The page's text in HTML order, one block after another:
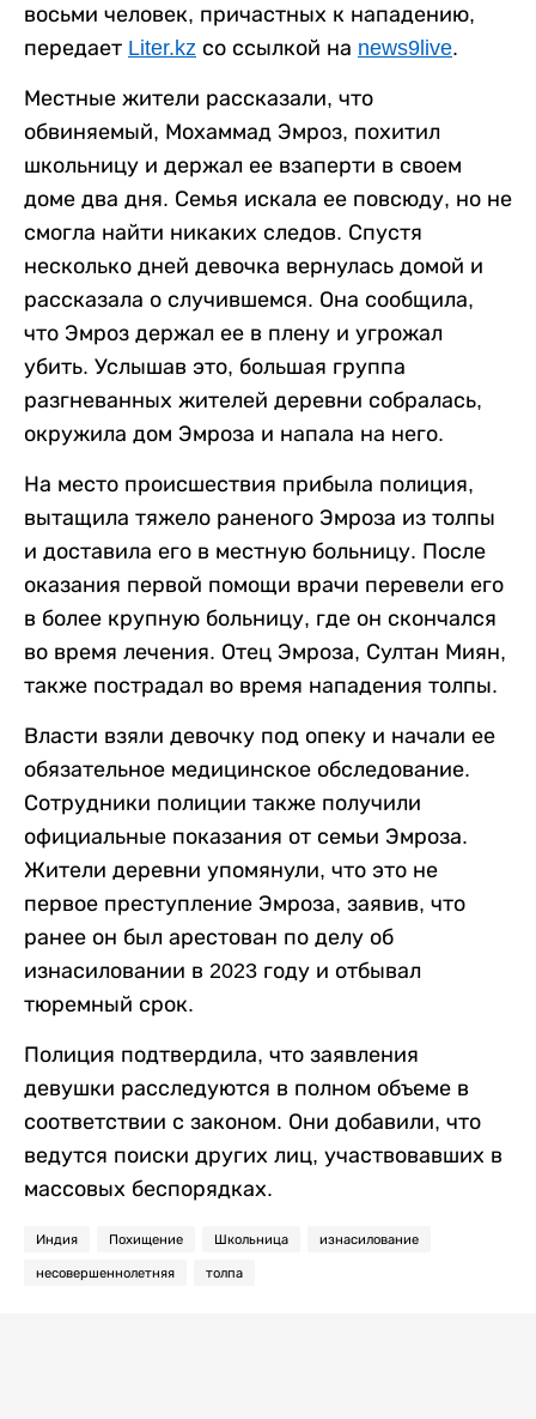
восьми человек, причастных к нападению,
передает Liter.kz со ссылкой на news9live.
Местные жители рассказали, что
обвиняемый, Мохаммад Эмроз, похитил
школьницу и держал ее взаперти в своем
доме два дня. Семья искала ее повсюду, но не
смогла найти никаких следов. Спустя
несколько дней девочка вернулась домой и
рассказала о случившемся. Она сообщила,
что Эмроз держал ее в плену и угрожал
убить. Услышав это, большая группа
разгневанных жителей деревни собралась,
окружила дом Эмроза и напала на него.
На место происшествия прибыла полиция,
вытащила тяжело раненого Эмроза из толпы
и доставила его в местную больницу. После
оказания первой помощи врачи перевели его
в более крупную больницу, где он скончался
во время лечения. Отец Эмроза, Султан Миян,
также пострадал во время нападения толпы.
Власти взяли девочку под опеку и начали ее
обязательное медицинское обследование.
Сотрудники полиции также получили
официальные показания от семьи Эмроза.
Жители деревни упомянули, что это не
первое преступление Эмроза, заявив, что
ранее он был арестован по делу об
изнасиловании в 2023 году и отбывал
тюремный срок.
Полиция подтвердила, что заявления
девушки расследуются в полном объеме в
соответствии с законом. Они добавили, что
ведутся поиски других лиц, участвовавших в
массовых беспорядках.
Индия Похищение Школьница изнасилование
несовершеннолетняя толпа